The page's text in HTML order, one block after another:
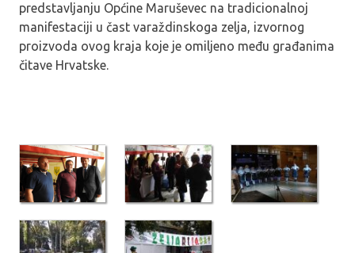
predstavljanju Općine Maruševec na tradicionalnoj
manifestaciji u čast varaždinskoga zelja, izvornog
proizvoda ovog kraja koje je omiljeno među građanima
čitave Hrvatske.